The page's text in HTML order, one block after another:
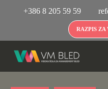
+386 8 205 59 59
RAZPIS ZA